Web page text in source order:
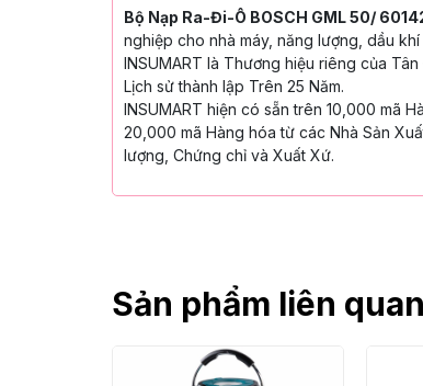
Bộ Nạp Ra-Đi-Ô BOSCH GML 50/
nghiệp cho nhà máy, năng lượng, dầu khí
INSUMART là Thương hiệu riêng của
Lịch sử thành lập Trên 25 Năm.
INSUMART hiện có sẵn trên 10,000 mã
20,000 mã Hàng hóa từ các Nhà Sản
lượng, Chứng chỉ và Xuất Xứ.
Sản phẩm liên quan